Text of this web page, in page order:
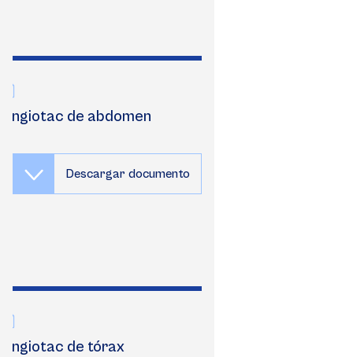
Angiotac de abdomen
Descargar documento
Angiotac de tórax